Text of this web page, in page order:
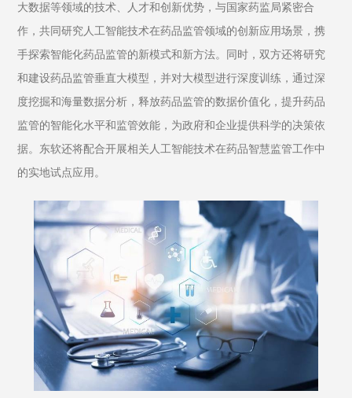
大数据等领域的技术、人才和创新优势，与国家药监局紧密合
作，共同研究人工智能技术在药品监管领域的创新应用场景，携
手探索智能化药品监管的新模式和新方法。同时，双方还将研究
和建设药品监管垂直大模型，并对大模型进行深度训练，通过深
度挖掘和海量数据分析，释放药品监管的数据价值化，提升药品
监管的智能化水平和监管效能，为政府和企业提供科学的决策依
据。东软还将配合开展相关人工智能技术在药品智慧监管工作中
的实地试点应用。